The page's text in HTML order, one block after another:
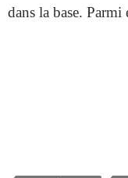
dans la base.